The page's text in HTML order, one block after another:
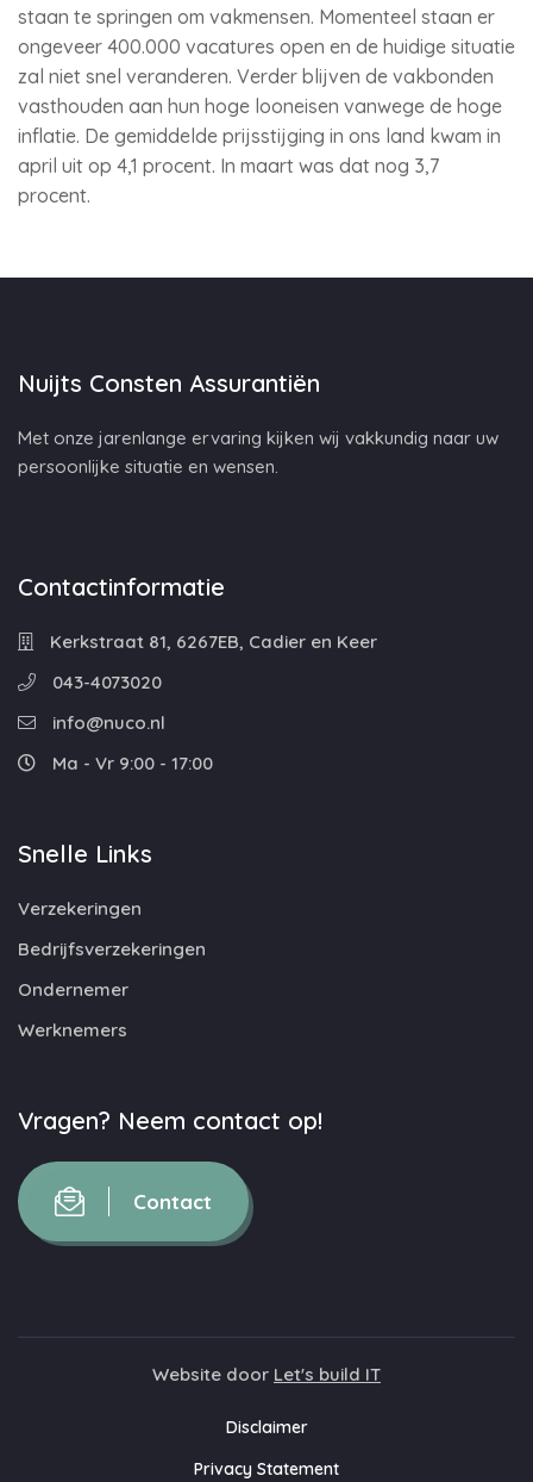
staan te springen om vakmensen. Momenteel staan er
ongeveer 400.000 vacatures open en de huidige situatie
zal niet snel veranderen. Verder blijven de vakbonden
vasthouden aan hun hoge looneisen vanwege de hoge
inflatie. De gemiddelde prijsstijging in ons land kwam in
april uit op 4,1 procent. In maart was dat nog 3,7
procent.
Nuijts Consten Assurantiën
Met onze jarenlange ervaring kijken wij vakkundig naar uw
persoonlijke situatie en wensen.
Contactinformatie
Kerkstraat 81, 6267EB, Cadier en Keer
043-4073020
info@nuco.nl
Ma - Vr 9:00 - 17:00
Snelle Links
Verzekeringen
Bedrijfsverzekeringen
Ondernemer
Werknemers
Vragen? Neem contact op!
Contact
Website door Let's build IT
Disclaimer
Privacy Statement